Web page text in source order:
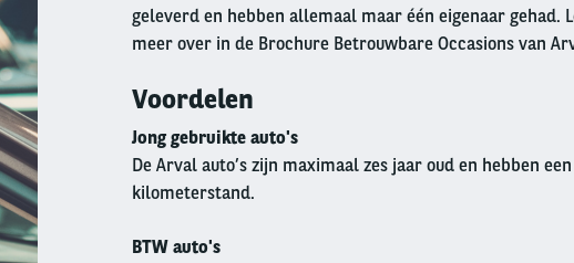
geleverd en hebben allemaal maar één eigenaar gehad.
meer over in de Brochure Betrouwbare Occasions van
Voordelen
Jong gebruikte auto's
De Arval auto’s zijn maximaal zes jaar oud en hebben
kilometerstand.
BTW auto's